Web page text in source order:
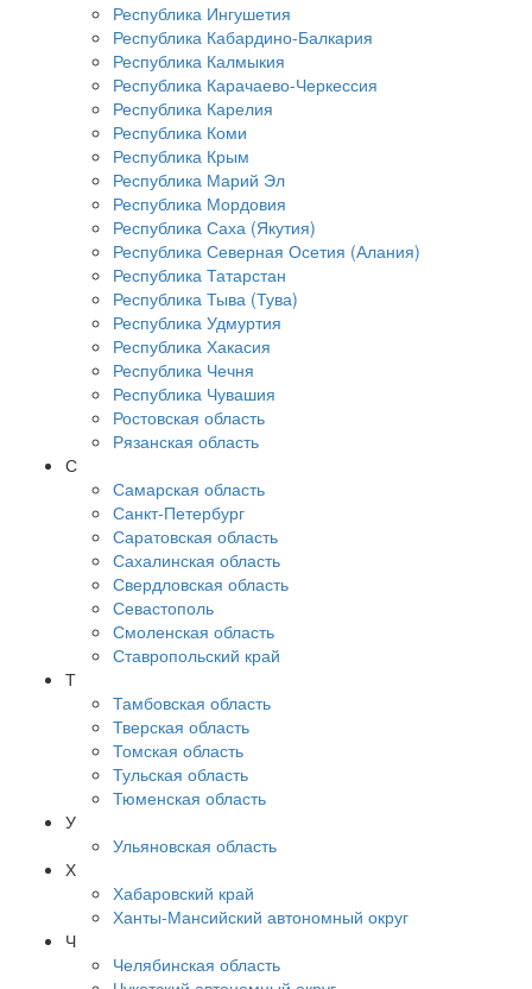
Республика Ингушетия
Республика Кабардино-Балкария
Республика Калмыкия
Республика Карачаево-Черкессия
Республика Карелия
Республика Коми
Республика Крым
Республика Марий Эл
Республика Мордовия
Республика Саха (Якутия)
Республика Северная Осетия (Алания)
Республика Татарстан
Республика Тыва (Тува)
Республика Удмуртия
Республика Хакасия
Республика Чечня
Республика Чувашия
Ростовская область
Рязанская область
С
Самарская область
Санкт-Петербург
Саратовская область
Сахалинская область
Свердловская область
Севастополь
Смоленская область
Ставропольский край
Т
Тамбовская область
Тверская область
Томская область
Тульская область
Тюменская область
У
Ульяновская область
Х
Хабаровский край
Ханты-Мансийский автономный округ
Ч
Челябинская область